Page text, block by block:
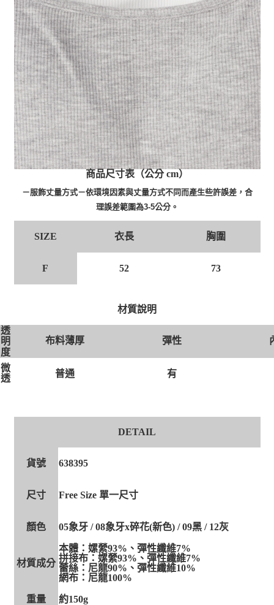
商品尺寸表（公分 cm）
－服飾丈量方式－依環境因素與丈量方式不同而產生些許誤差，合
理誤差範圍為3-5公分。
SIZE 衣長 胸圍
F 52 73
材質說明
透
明
度
布料薄厚 彈性
微
透
普通 有
DETAIL
貨號 638395
尺寸 Free Size 單一尺寸
顏色 05象牙 / 08象牙x碎花(新色) / 09黑 / 12灰
材質成分
本體：嫘縈93%、彈性纖維7%
拼接布：嫘縈93%、彈性纖維7%
蕾絲：尼龍90%、彈性纖維10%
網布：尼龍100%
重量 約150g